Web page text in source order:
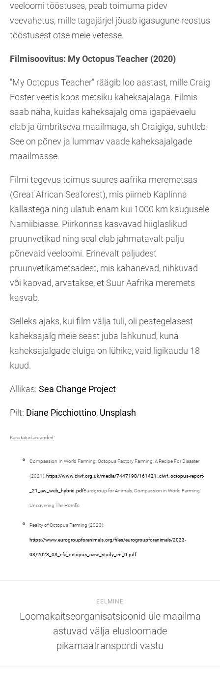
veeloomi tööstuses, peab toimuma pidev
veevahetus, mille tagajärjel jõuab igasugune reostus
tööstusest otse meie vetesse.
Filmisoovitus: My Octopus Teacher (2020)
"My Octopus Teacher" räägib loo aastast, mille Craig
Foster veetis koos metsiku kaheksajalaga. Filmis
saab näha, kuidas kaheksajalg oma igapäevaelu
elab ja ümbritseva maailmaga, sh Craigiga, suhtleb.
See on põnev ja lummav vaade kaheksajalgade
maailmasse.
Filmi tegevus toimus suures aafrika meremetsas
(Great African Seaforest), mis piirneb Kaplinna
kallastega ning ulatub enam kui 1000 km kaugusele
Namiibiasse. Piirkonnas kasvavad hiiglaslikud
pruunvetikad ning seal elab jahmatavalt palju
põnevaid veeloomi. Erinevalt paljudest
pruunvetikametsadest, mis kahanevad, nihkuvad
või kaovad, arvatakse, et Suur Aafrika meremets
kasvab.
Selleks ajaks, kui film välja tuli, oli peategelasest
kaheksajalg meie seast juba lahkunud, kuna
kaheksajalgade eluiga on lühike, vaid ligikaudu 18
kuud.
Allikas: Sea Change Project
Pilt: Diane Picchiottino, Unsplash
Kasutatud aruanded:
Compassion In World Farming: Octopus Factory Farming: A Recipe For Disaster
(2021): https://www.ciwf.org.uk/media/7447198/161421_ciwf_octopus-report-
_21_aw_web_hybrid.pdfEurogroup for Animals, Compassion in World Farming:
Uncovering The Horrific
Reality of Octopus Farming (2023):
https://www.eurogroupforanimals.org/files/eurogroupforanimals/2023-
03/2023_03_efa_octopus_case_study_en_0.pdf
EELMINE
Loomakaitseorganisatsioonid üle maailma
astuvad välja elusloomade
pikamaatranspordi vastu